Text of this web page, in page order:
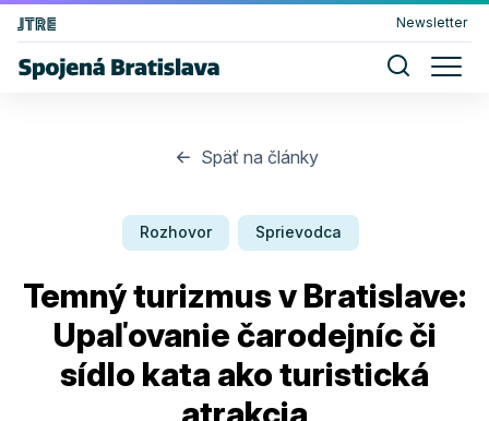
Newsletter
Späť na články
Rozhovor Sprievodca
Temný turizmus v Bratislave:
Upaľovanie čarodejníc či
sídlo kata ako turistická